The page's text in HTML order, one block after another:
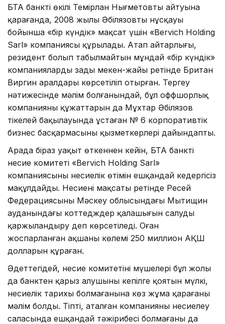
БТА банктің өкілі Темірлан Нығметовтың айтуына
қарағанда, 2008 жылы Әбілязовтың нұсқауы
бойынша «бір күндік» мақсат үшін «Bervich Holding
Sarl» компаниясы құрылады. Атап айтарлығы,
резидент болып табылмайтын мұндай «бір күндік»
компаниялардың заңды мекен-жайы ретінде Британ
Виргин аралдары көрсетіліп отырған. Тергеу
нәтижесінде мәлім болғанындай, бұл оффшорлық
компанияның құжаттарын да Мұхтар Әбілязов
тікелей бақылауында ұстаған № 6 корпоративтік
бизнес басқармасының қызметкерлері дайындапты.
Арада біраз уақыт өткеннен кейін, БТА банктің
несие комитеті «Bervich Holding Sarl»
компаниясының несиелік өтімін ешқандай кедергісіз
мақұлдайды. Несиенің мақсаты ретінде Ресей
Федерациясының Мәскеу облысындағы Мытищин
ауданындағы коттедждер қалашығын салуды
қаржыландыру деп көрсетіледі. Оған
жоспарланған ақшаның көлемі 250 миллион АҚШ
долларын құраған.
Әдеттегідей, несие комитетінің мүшелері бұл жолы
да банктен қарыз алушының кепілге қоятын мүлкі,
несиелік тарихы болмағанына көз жұма қарағаны
мәлім болды. Тіпті, аталған компанияның несиелеу
саласында ешқандай тәжірибесі болмағаны да